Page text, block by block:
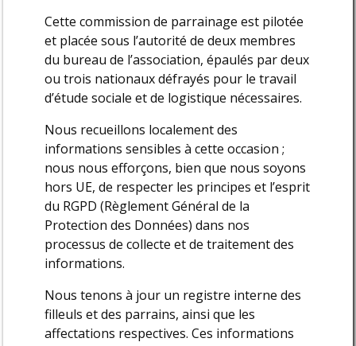
Cette commission de parrainage est pilotée
et placée sous l’autorité de deux membres
du bureau de l’association, épaulés par deux
ou trois nationaux défrayés pour le travail
d’étude sociale et de logistique nécessaires.
Nous recueillons localement des
informations sensibles à cette occasion ;
nous nous efforçons, bien que nous soyons
hors UE, de respecter les principes et l’esprit
du RGPD (Règlement Général de la
Protection des Données) dans nos
processus de collecte et de traitement des
informations.
Nous tenons à jour un registre interne des
filleuls et des parrains, ainsi que les
affectations respectives. Ces informations